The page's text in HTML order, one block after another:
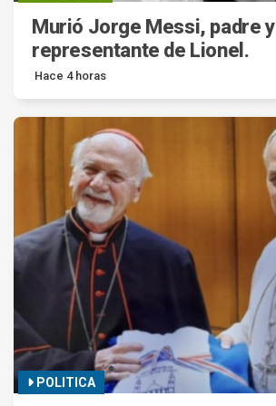
Murió Jorge Messi, padre y
representante de Lionel.
Hace 4 horas
POLITICA